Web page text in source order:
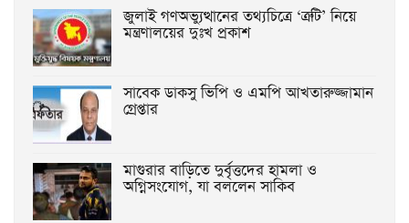
জুলাই গণঅভ্যুত্থানের তথ্যচিত্রে ‘ত্রুটি’ নিয়ে
মন্ত্রণালয়ের দুঃখ প্রকাশ
সাবেক ডাকসু ভিপি ও এমপি আখতারুজ্জামান
গ্রেপ্তার
মাগুরার বাড়িতে দুর্বৃত্তদের হামলা ও
অগ্নিসংযোগ, যা বললেন সাকিব